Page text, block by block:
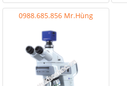
0988.685.856 Mr.Hùng